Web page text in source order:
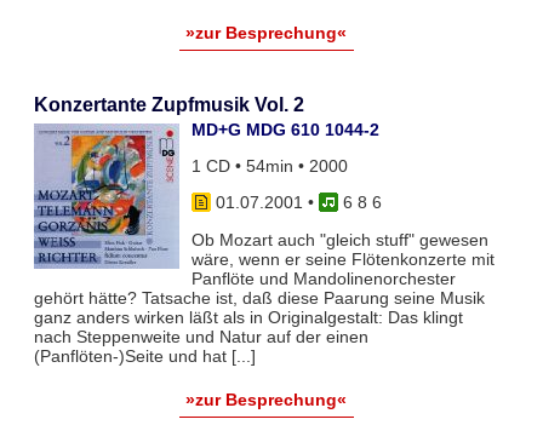
»zur Besprechung«
Konzertante Zupfmusik Vol. 2
MD+G MDG 610 1044-2
1 CD • 54min • 2000
01.07.2001 •
6 8 6
Ob Mozart auch "gleich stuff" gewesen
wäre, wenn er seine Flötenkonzerte mit
Panflöte und Mandolinenorchester
gehört hätte? Tatsache ist, daß diese Paarung seine Musik
ganz anders wirken läßt als in Originalgestalt: Das klingt
nach Steppenweite und Natur auf der einen
(Panflöten-)Seite und hat [...]
»zur Besprechung«